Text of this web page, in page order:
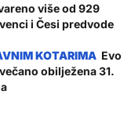
više od 929
i Česi predvode
Evo
obilježena 31.